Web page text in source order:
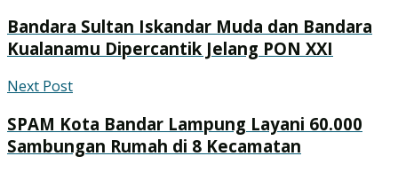
Bandara Sultan Iskandar Muda dan Bandara
Kualanamu Dipercantik Jelang PON XXI
Next Post
SPAM Kota Bandar Lampung Layani 60.000
Sambungan Rumah di 8 Kecamatan